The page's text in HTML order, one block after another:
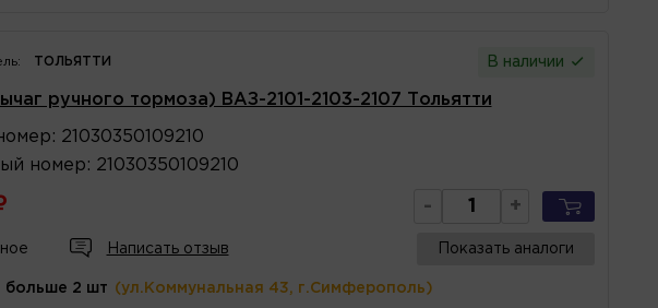
ТОЛЬЯТТИ В наличии
ручного тормоза) ВАЗ-2101-2103-2107 Тольятти
: 21030350109210
номер : 21030350109210
- +
Написать отзыв Показать аналоги
больше 2 шт (ул.Коммунальная 43, г.Симферополь)